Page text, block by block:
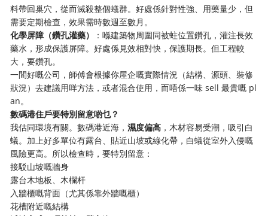
料帶回巢穴，從而滅殺整個蟻群。好處係針對性強、用藥量少，但
需要定期檢查，效果需時數週至數月。
化學屏障（鑽孔灌藥）
：喺建築物周圍同被蛀位置鑽孔，灌注長效
藥水，形成保護屏障。好處係見效相對快，保護期長。但工程較
大，要鑽孔。
一間好嘅公司，師傅會根據你屋企嘅實際情況（結構、源頭、裝修
狀況）去建議用咩方法，或者混合使用，而唔係一味 sell 最貴嘅 pl
an。
數碼港住戶要特別留意啲乜？
我估同環境有關。數碼港近海，濕度偏高 ，木材容易受潮，吸引白
蟻。加上好多單位有露台、貼近山坡或綠化帶，白蟻從室外入侵嘅
風險更高。所以檢查時，要特別留意：
接駁山坡嘅牆身
露台木地板、木欄杆
入牆櫃嘅背面（尤其係靠外牆嘅櫃）
花槽附近嘅結構